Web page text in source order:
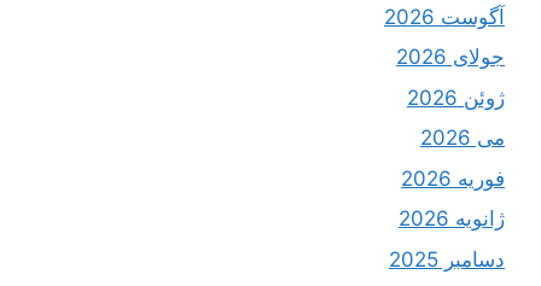
آگوست 2026
جولای 2026
ژوئن 2026
می 2026
فوریه 2026
ژانویه 2026
دسامبر 2025